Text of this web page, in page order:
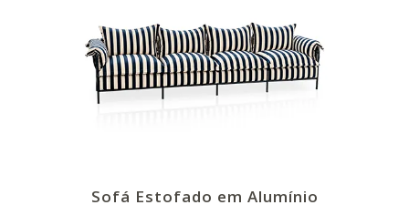
Sofá Estofado em Alumínio